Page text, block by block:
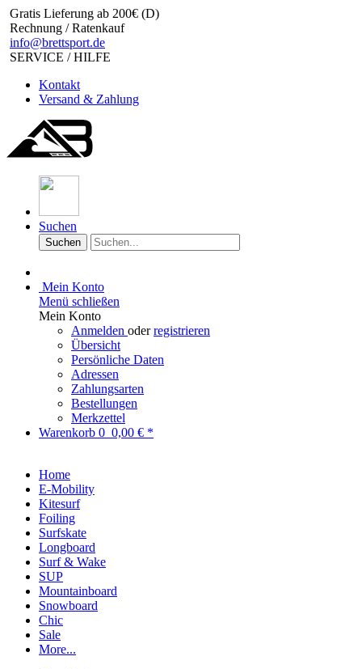
Gratis Lieferung ab 200€ (D)
Rechnung / Ratenkauf
info@brettsport.de
SERVICE / HILFE
Kontakt
Versand & Zahlung
Suchen
Suchen
Mein Konto
Menü schließen
Mein Konto
Anmelden oderregistrieren
Übersicht
Persönliche Daten
Adressen
Zahlungsarten
Bestellungen
Merkzettel
Warenkorb 0 0,00 € *
Home
E-Mobility
Kitesurf
Foiling
Surfskate
Longboard
Surf & Wake
SUP
Mountainboard
Snowboard
Chic
Sale
More...